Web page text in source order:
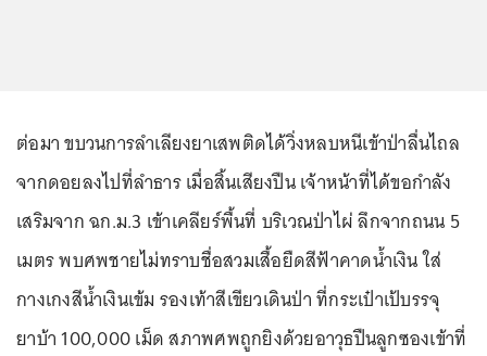
ต่อมา ขบวนการลำเลียงยาเสพติดได้วิ่งหลบหนีเข้าป่าลื่นไถล
จากดอยลงไปที่ลำธาร เมื่อสิ้นเสียงปืน เจ้าหน้าที่ได้ขอกำลัง
เสริมจาก ฉก.ม.3 เข้าเคลียร์พื้นที่ บริเวณป่าไผ่ ลึกจากถนน 5
เมตร พบศพชายไม่ทราบชื่อสวมเสื้อยืดสีฟ้าคาดน้ำเงิน ใส่
กางเกงสีน้ำเงินเข้ม รองเท้าสีเขียวเดินป่า ที่กระเป๋าเป้บรรจุ
ยาบ้า 100,000 เม็ด สภาพศพถูกยิงด้วยอาวุธปืนลูกซองเข้าที่